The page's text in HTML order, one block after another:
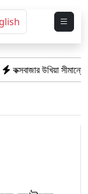
উখিয়া সীমান্তে